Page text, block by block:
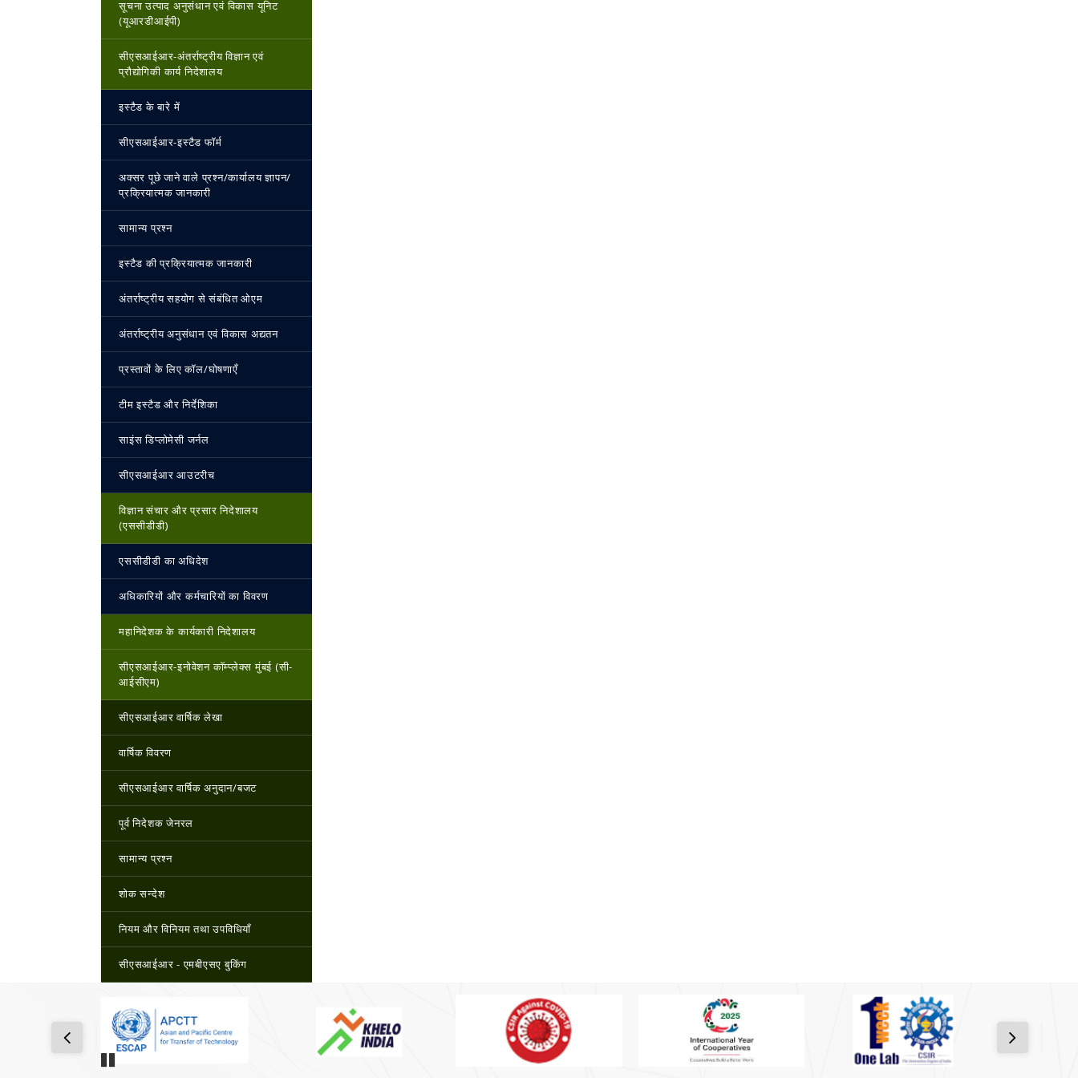
सूचना उत्पाद अनुसंधान एवं विकास यूनिट
(यूआरडीआईपी)
सीएसआईआर-अंतर्राष्‍ट्रीय विज्ञान एवं
प्रौद्योगिकी कार्य निदेशालय
इस्‍टैड के बारे में
सीएसआईआर-इस्‍टैड फॉर्म
अक्सर पूछे जाने वाले प्रश्न/कार्यालय ज्ञापन/
प्रक्रियात्मक जानकारी
सामान्य प्रश्न
इस्‍टैड की प्रक्रियात्मक जानकारी
अंतर्राष्ट्रीय सहयोग से संबंधित ओएम
अंतर्राष्ट्रीय अनुसंधान एवं विकास अद्यतन
प्रस्तावों के लिए कॉल/घोषणाएँ
टीम इस्‍टैड और निर्देशिका
साइंस डिप्लोमेसी जर्नल
सीएसआईआर आउटरीच
विज्ञान संचार और प्रसार निदेशालय
(एससीडीडी)
एससीडीडी का अधिदेश
अधिकारियों और कर्मचारियों का विवरण
महानिदेशक के कार्यकारी निदेशालय
सीएसआईआर-इनोवेशन कॉम्प्लेक्स मुंबई (सी-
आईसीएम)
सीएसआईआर वार्षिक लेखा
वार्षिक विवरण
सीएसआईआर वार्षिक अनुदान/बजट
पूर्व निदेशक जेनरल
सामान्य प्रश्न
शोक सन्देश
नियम और विनियम तथा उपविधियाँ
सीएसआईआर - एमबीएसए बुकिंग